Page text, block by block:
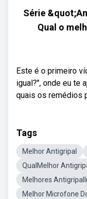
Série
Qual o
Este é o primeiro
igual?", onde eu te
quais os remédios
Tags
Melhor Antigripal
QualMelhor
Melhores
Melhor Microfone